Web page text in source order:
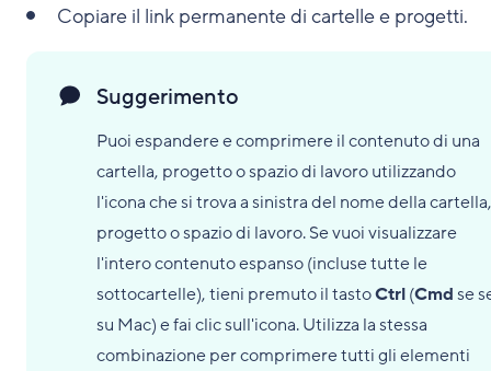
Copiare il link permanente di cartelle e progetti.
Suggerimento
Puoi espandere e comprimere il contenuto di una
cartella, progetto o spazio di lavoro utilizzando
l'icona che si trova a sinistra del nome della cartella,
progetto o spazio di lavoro. Se vuoi visualizzare
l'intero contenuto espanso (incluse tutte le
sottocartelle), tieni premuto il tastoCtrl(Cmdse
su Mac) e fai clic sull'icona. Utilizza la stessa
combinazione per comprimere tutti gli elementi